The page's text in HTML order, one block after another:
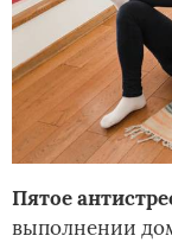
Пятое
выполнении